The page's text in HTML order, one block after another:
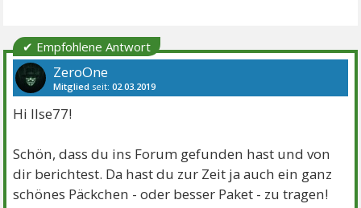
✔ Empfohlene Antwort
ZeroOne
Mitglied seit:02.03.2019
Hi Ilse77!
Schön, dass du ins Forum gefunden hast und von
dir berichtest. Da hast du zur Zeit ja auch ein ganz
schönes Päckchen - oder besser Paket - zu tragen!